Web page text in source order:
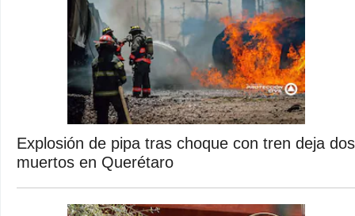
Explosión de pipa tras choque con tren deja dos
muertos en Querétaro